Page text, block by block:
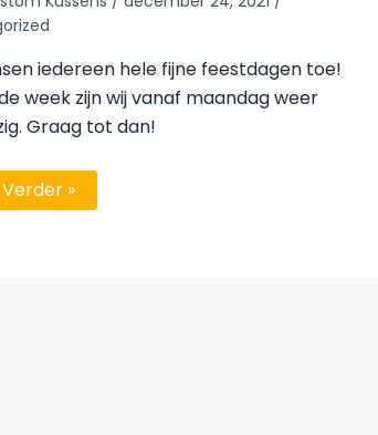
iedereen hele fijne feestdagen toe!
week zijn wij vanaf maandag weer
Graag tot dan!
»